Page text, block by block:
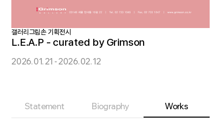
갤러리그림손 기획전시
L.E.A.P - curated by Grimson
2026. 01. 21 - 2026. 02. 12
Statement Biography Works